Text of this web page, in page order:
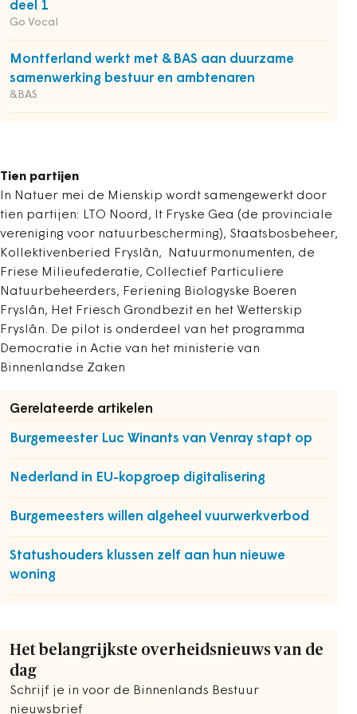
deel 1
Go Vocal
Montferland werkt met &BAS aan duurzame
samenwerking bestuur en ambtenaren
&BAS
Tien partijen
In Natuer mei de Mienskip wordt samengewerkt door
tien partijen: LTO Noord, It Fryske Gea (de provinciale
vereniging voor natuurbescherming), Staatsbosbeheer,
Kollektivenberied Fryslân, Natuurmonumenten, de
Friese Milieufederatie, Collectief Particuliere
Natuurbeheerders, Feriening Biologyske Boeren
Fryslân, Het Friesch Grondbezit en het Wetterskip
Fryslân. De pilot is onderdeel van het programma
Democratie in Actie van het ministerie van
Binnenlandse Zaken
Gerelateerde artikelen
Burgemeester Luc Winants van Venray stapt op
Nederland in EU-kopgroep digitalisering
Burgemeesters willen algeheel vuurwerkverbod
Statushouders klussen zelf aan hun nieuwe
woning
Het belangrijkste overheidsnieuws van de
dag
Schrijf je in voor de Binnenlands Bestuur
nieuwsbrief